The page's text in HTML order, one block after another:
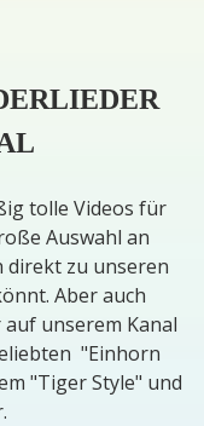
tolle Videos für
Auswahl an
direkt zu unseren
Aber auch
unserem Kanal
"Einhorn
"Tiger Style" und